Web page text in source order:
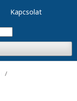
Kapcsolat
/